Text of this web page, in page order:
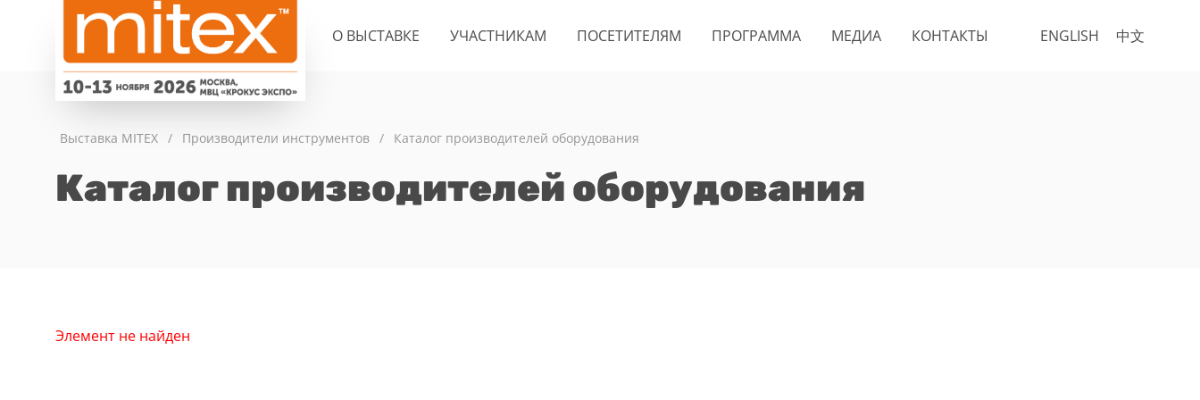
ENGLISH 中文
О ВЫСТАВКЕ УЧАСТНИКАМ ПОСЕТИТЕЛЯМ ПРОГРАММА МЕДИА КОНТАКТЫ
Выставка MITEX / Производители инструментов / Каталог производителей оборудования
Каталог производителей оборудования
Элемент не найден